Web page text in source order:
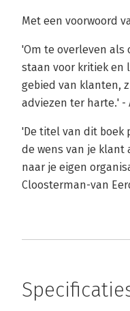
Met een voorwoord
'Om te overleven
staan voor kritiek en
gebied van klanten,
adviezen ter harte.' -
'De titel van dit boek
de wens van je
naar je eigen
Cloosterman-van